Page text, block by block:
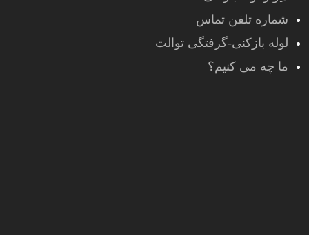
شماره تلفن تماس
لوله بازکنی-گرفتگی توالت
ما چه می کنیم؟